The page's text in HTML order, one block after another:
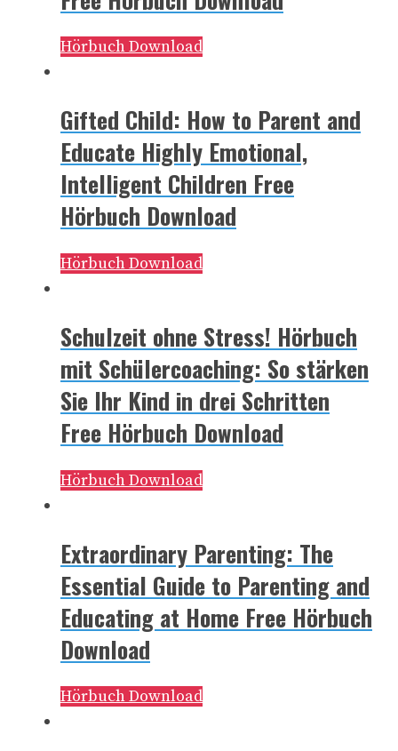
Hörbuch Download
Gifted Child: How to Parent and
Educate Highly Emotional,
Intelligent Children Free
Hörbuch Download
Hörbuch Download
Schulzeit ohne Stress! Hörbuch
mit Schülercoaching: So stärken
Sie Ihr Kind in drei Schritten
Free Hörbuch Download
Hörbuch Download
Extraordinary Parenting: The
Essential Guide to Parenting and
Educating at Home Free Hörbuch
Download
Hörbuch Download